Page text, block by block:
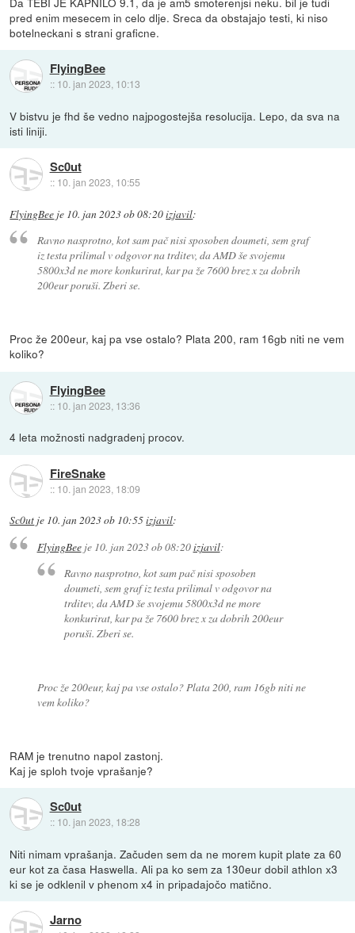
pred enim mesecem in celo dlje. Sreca da obstajajo testi, ki niso
botelneckani s strani graficne.
FlyingBee
:: 10. jan 2023, 10:13
V bistvu je fhd še vedno najpogostejša resolucija. Lepo, da sva na
isti liniji.
Sc0ut
:: 10. jan 2023, 10:55
FlyingBee je 10. jan 2023 ob 08:20izjavil:
Ravno nasprotno, kot sam pač nisi sposoben doumeti, sem graf
iz testa prilimal v odgovor na trditev, da AMD še svojemu
5800x3d ne more konkurirat, kar pa že 7600 brez x za dobrih
200eur poruši. Zberi se.
Proc že 200eur, kaj pa vse ostalo? Plata 200, ram 16gb niti ne vem
koliko?
FlyingBee
:: 10. jan 2023, 13:36
4 leta možnosti nadgradenj procov.
FireSnake
:: 10. jan 2023, 18:09
Sc0ut je 10. jan 2023 ob 10:55izjavil:
FlyingBeeje 10. jan 2023 ob 08:20izjavil:
Ravno nasprotno, kot sam pač nisi sposoben
doumeti, sem graf iz testa prilimal v odgovor na
trditev, da AMD še svojemu 5800x3d ne more
konkurirat, kar pa že 7600 brez x za dobrih 200eur
poruši. Zberi se.
Proc že 200eur, kaj pa vse ostalo? Plata 200, ram 16gb niti ne
vem koliko?
RAM je trenutno napol zastonj.
Kaj je sploh tvoje vprašanje?
Sc0ut
:: 10. jan 2023, 18:28
Niti nimam vprašanja. Začuden sem da ne morem kupit plate za 60
eur kot za časa Haswella. Ali pa ko sem za 130eur dobil athlon x3
ki se je odklenil v phenom x4 in pripadajočo matično.
Jarno